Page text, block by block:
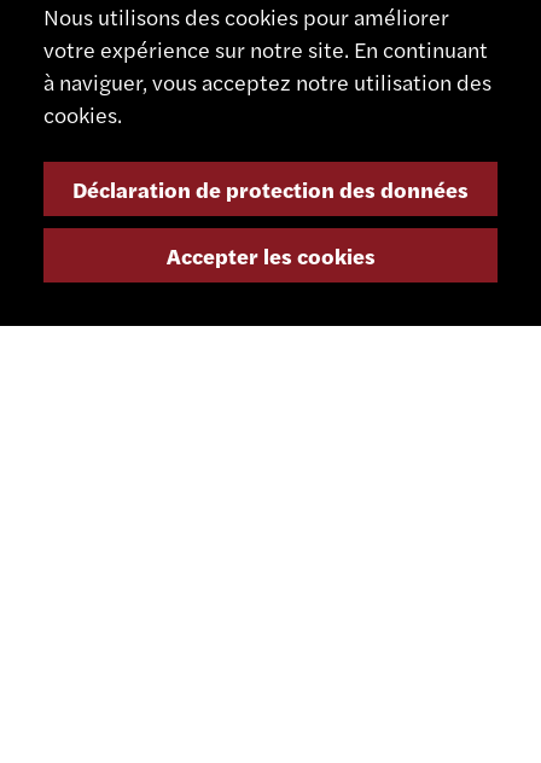
CONTACT
SCHAUBLIN MACHINES SA
Rue Nomlieutant 1
CH - 2735 Bévilard
+41 32 491 67 00
Nous utilisons des cookies pour améliorer
votre expérience sur notre site. En continuant
à naviguer, vous acceptez notre utilisation des
cookies.
Déclaration de protection des données
Accepter les cookies